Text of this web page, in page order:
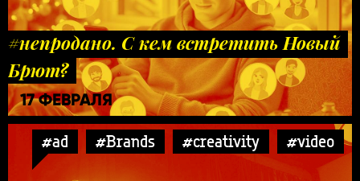
#непродано. С кем встретить Новый
Брют?
17 ФЕВРАЛЯ
#ad #Brands #creativity #video